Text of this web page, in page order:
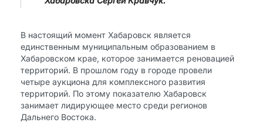
В настоящий момент Хабаровск является
единственным муниципальным образованием в
Хабаровском крае, которое занимается реновацией
территорий. В прошлом году в городе провели
четыре аукциона для комплексного развития
территорий. По этому показателю Хабаровск
занимает лидирующее место среди регионов
Дальнего Востока.